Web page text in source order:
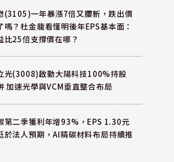
(3105)一年暴漲7倍又腰斬，跌出價
嗎？杜金龍看懂明後年EPS基本面：
比25倍支撐價在哪？
光(3008)啟動大陽科技100%持股
加速光學與VCM垂直整合布局
第二季獲利年增93%，EPS 1.30元
於法人預期，AI精碳材料布局持續推